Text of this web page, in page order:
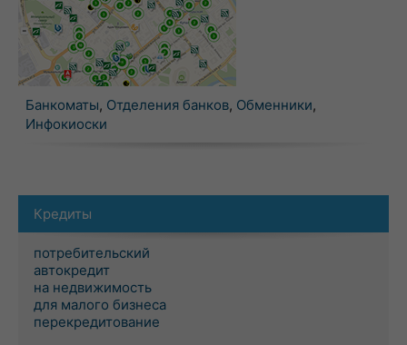
Банкоматы, Отделения банков, Обменники,
Инфокиоски
Кредиты
потребительский
автокредит
на недвижимость
для малого бизнеса
перекредитование